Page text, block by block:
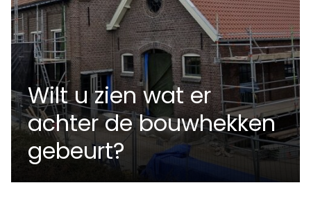
Wilt u zien wat er
achter de bouwhekken
gebeurt?